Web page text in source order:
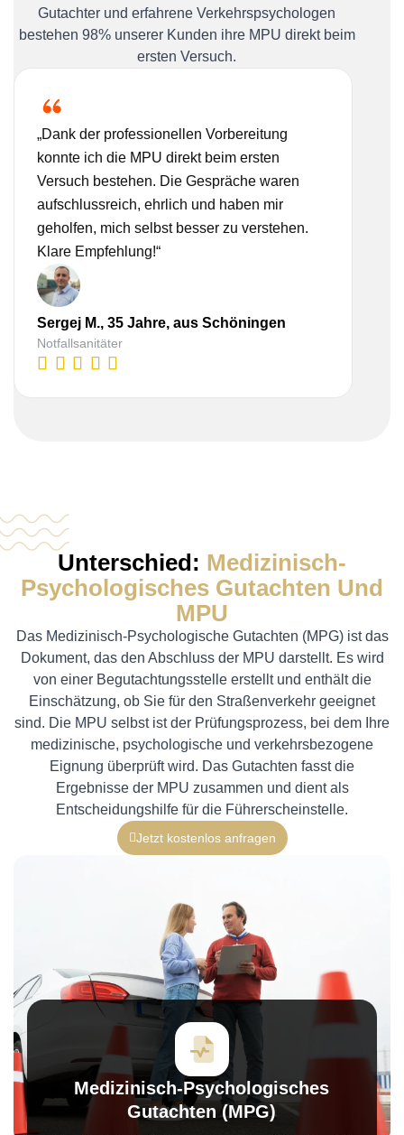
Gutachter und erfahrene Verkehrspsychologen
bestehen 98% unserer Kunden ihre MPU direkt beim
ersten Versuch.
„Dank der professionellen Vorbereitung
konnte ich die MPU direkt beim ersten
Versuch bestehen. Die Gespräche waren
aufschlussreich, ehrlich und haben mir
geholfen, mich selbst besser zu verstehen.
Klare Empfehlung!“
Sergej M., 35 Jahre, aus Schöningen
Notfallsanitäter
Unterschied: Medizinisch-
Psychologisches Gutachten Und
MPU
Das Medizinisch-Psychologische Gutachten (MPG) ist das
Dokument, das den Abschluss der MPU darstellt. Es wird
von einer Begutachtungsstelle erstellt und enthält die
Einschätzung, ob Sie für den Straßenverkehr geeignet
sind. Die MPU selbst ist der Prüfungsprozess, bei dem Ihre
medizinische, psychologische und verkehrsbezogene
Eignung überprüft wird. Das Gutachten fasst die
Ergebnisse der MPU zusammen und dient als
Entscheidungshilfe für die Führerscheinstelle.
Jetzt kostenlos anfragen
Medizinisch-Psychologisches
Gutachten (MPG)